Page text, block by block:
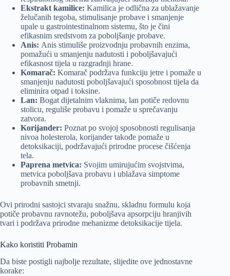
Ekstrakt kamilice: Kamilica je odlična za ublažavanje
želučanih tegoba, stimulisanje probave i smanjenje
upale u gastrointestinalnom sistemu, što je čini
efikasnim sredstvom za poboljšanje probave.
Anis: Anis stimuliše proizvodnju probavnih enzima,
pomažući u smanjenju nadutosti i poboljšavajući
efikasnost tijela u razgradnji hrane.
Komarač: Komarač podržava funkciju jetre i pomaže u
smanjenju nadutosti poboljšavajući sposobnost tijela da
eliminira otpad i toksine.
Lan: Bogat dijetalnim vlaknima, lan potiče redovnu
stolicu, reguliše probavu i pomaže u sprečavanju
zatvora.
Korijander: Poznat po svojoj sposobnosti regulisanja
nivoa holesterola, korijander takođe pomaže u
detoksikaciji, podržavajući prirodne procese čišćenja
tela.
Paprena metvica: Svojim umirujućim svojstvima,
metvica poboljšava probavu i ublažava simptome
probavnih smetnji.
Ovi prirodni sastojci stvaraju snažnu, skladnu formulu koja
potiče probavnu ravnotežu, poboljšava apsorpciju hranjivih
tvari i podržava prirodne mehanizme detoksikacije tijela.
Kako koristiti Probamin
Da biste postigli najbolje rezultate, slijedite ove jednostavne
korake: